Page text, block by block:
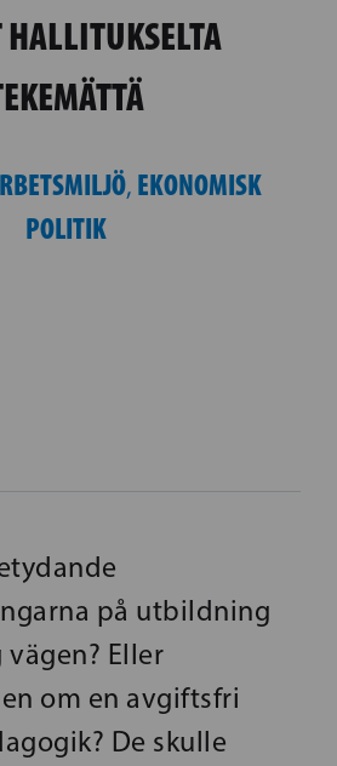
, EKONOMISK
POLITIK
på utbildning
Eller
om en avgiftsfri
De skulle